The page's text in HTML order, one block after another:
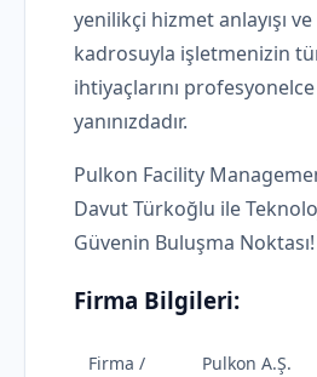
yenilikçi hizmet anlayışı
kadrosuyla işletmenizin
ihtiyaçlarını
yanınızdadır.
Pulkon Facility
Davut Türkoğlu ile
Güvenin Buluşma Noktası!
Firma Bilgileri:
Firma /
Pulkon A.Ş.